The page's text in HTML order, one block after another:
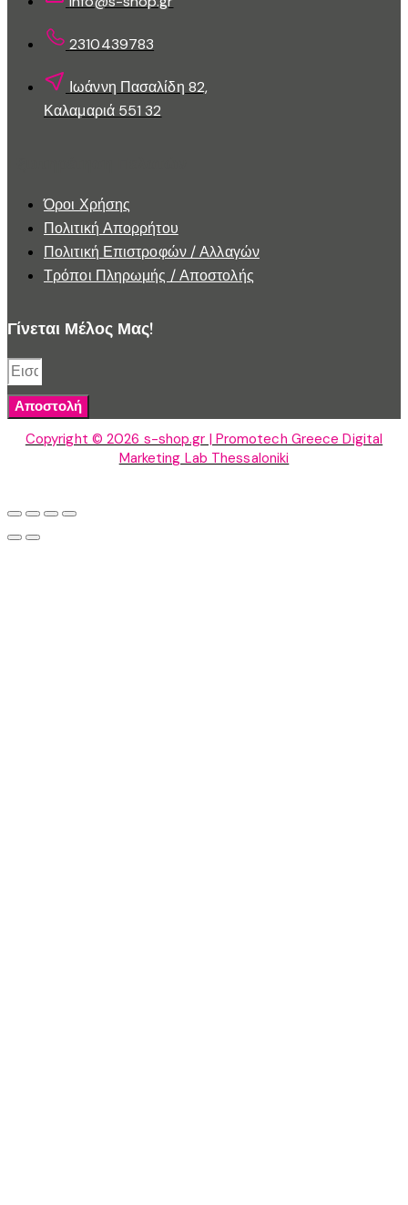
2310439783
Ιωάννη Πασαλίδη 82,
Καλαμαριά 551 32
Όροι Χρήσης
Πολιτική Απορρήτου
Πολιτική Επιστροφών / Αλλαγών
Τρόποι Πληρωμής / Αποστολής
Γίνεται Μέλος Μας!
Αποστολή
Copyright © 2026 s-shop.gr | Promotech Greece Digital
Marketing Lab Thessaloniki